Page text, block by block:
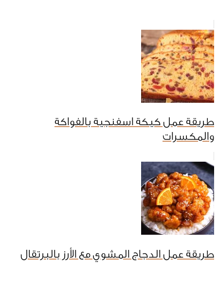
طريقة عمل كيكة اسفنجية بالفواكة
والمكسرات
طريقة عمل الدجاج المشوي مع الأرز بالبرتقال